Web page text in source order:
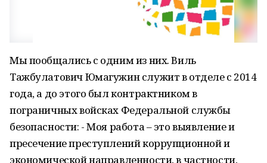
Мы пообщались с одним из них. Виль
Тажбулатович Юмагужин служит в отделе с 2014
года, а до этого был контрактником в
пограничных войсках Федеральной службы
безопасности: - Моя работа – это выявление и
пресечение преступлений коррупционной и
экономической направленности, в частности,